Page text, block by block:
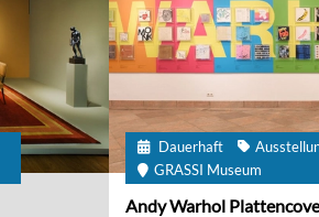
Dauerhaft
GRASSI Museum
Andy Warhol